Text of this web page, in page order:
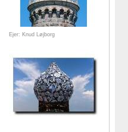
Ejer: Knud Løjborg